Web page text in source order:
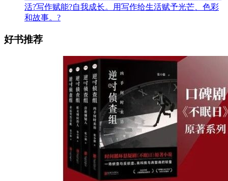
活?写作赋能?自我成长。用写作给生活赋予光芒、色彩
和故事。?
好书推荐